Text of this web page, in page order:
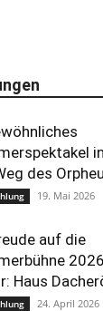
des
19. Mai 2026
auf die
Haus
24. April 2026